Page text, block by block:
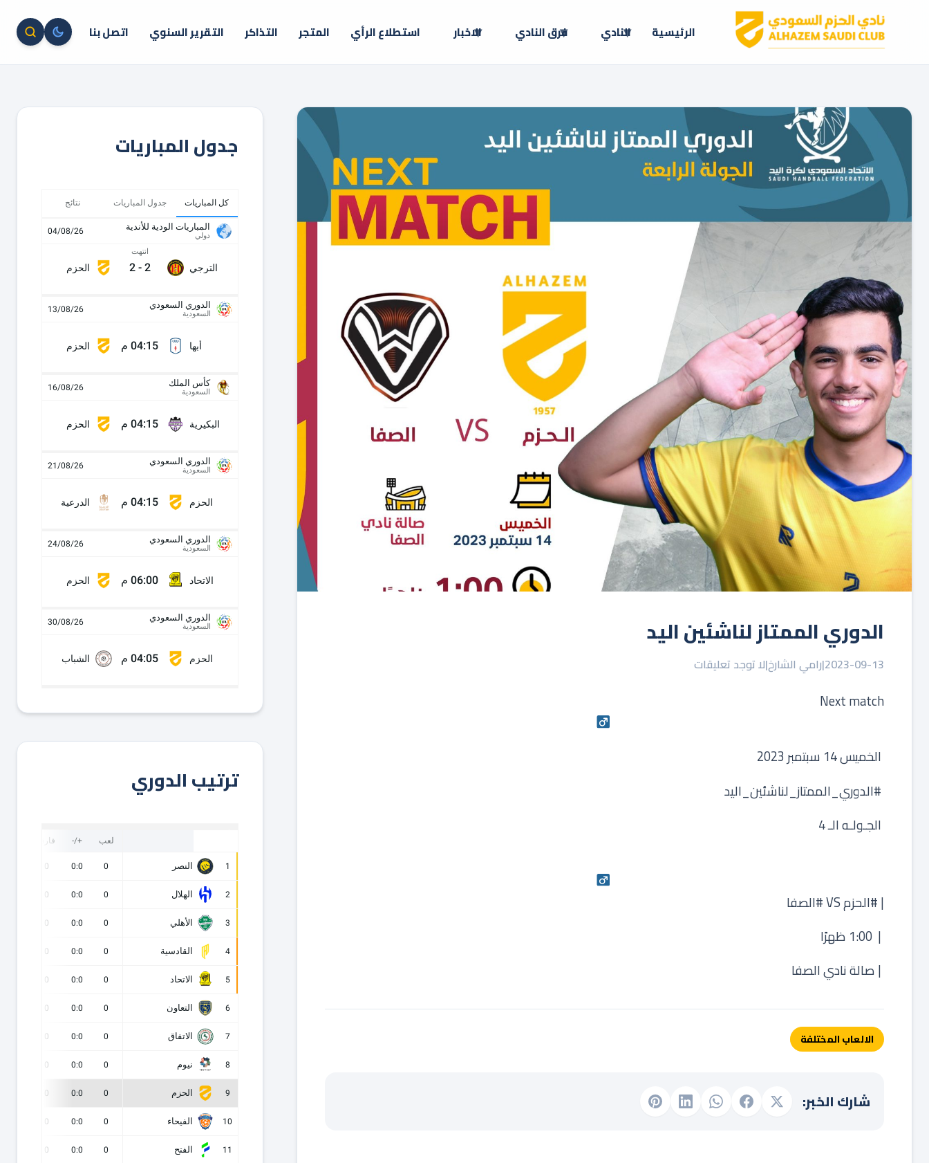
الرئيسية النادي فرق النادي الاخبار استطلاع الرأي المتجر التذاكر التقرير السنوي اتصل بنا
الدوري الممتاز لناشئين اليد
2023-09-13
|رامي الشارخ|لا توجد تعليقات
‏ الخميس 14 سبتمبر 2023
‏ ⁧‫#الدوري_الممتاز_لناشئين_اليد‬⁩
‏ الجـولـه الـ 4
| ⁧‫#الحزم‬⁩ VS ⁧‫#الصفا‬⁩
‏ | 1:00 ظهرًا
‏ | صالة نادي الصفا
الالعاب المختلفة
شارك الخبر:
جدول المباريات
كل المباريات جدول المباريات نتائج
المباريات الودية للأندية
دولي 04/08/26
الترجي
انتهت
2
-
2 الحزم
الدوري السعودي
السعودية 13/08/26
أبها 04:15 م الحزم
كأس الملك
السعودية 16/08/26
البكيرية 04:15 م الحزم
الدوري السعودي
السعودية 21/08/26
الحزم 04:15 م الدرعية
الدوري السعودي
السعودية 24/08/26
الاتحاد 06:00 م الحزم
الدوري السعودي
السعودية 30/08/26
الحزم 04:05 م الشباب
ترتيب الدوري
لعب +/- فارق
1 النصر 0
0:0
0
2 الهلال 0
0:0
0
3 الأهلي 0
0:0
0
4 القادسية 0
0:0
0
5 الاتحاد 0
0:0
0
6 التعاون 0
0:0
0
7 الاتفاق 0
0:0
0
8 نيوم 0
0:0
0
9 الحزم 0
0:0
0
10 الفيحاء 0
0:0
0
11 الفتح 0
0:0
0